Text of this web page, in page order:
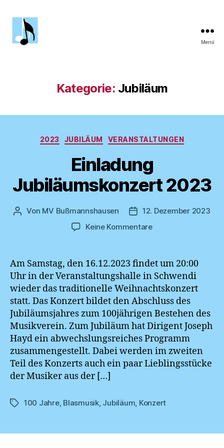
Menü
Kategorie: Jubiläum
Kategorien
2023 JUBILÄUM VERANSTALTUNGEN
Einladung
Jubiläumskonzert 2023
Beitragsautor
Von MV Bußmannshausen Veröffentlichungsdatum
12. Dezember 2023
Keine Kommentarezu
2023
Am Samstag, den 16.12.2023 findet um 20:00
Uhr in der Veranstaltungshalle in Schwendi
wieder das traditionelle Weihnachtskonzert
statt. Das Konzert bildet den Abschluss des
Jubiläumsjahres zum 100jährigen Bestehen des
Musikverein. Zum Jubiläum hat Dirigent Joseph
Hayd ein abwechslungsreiches Programm
zusammengestellt. Dabei werden im zweiten
Teil des Konzerts auch ein paar Lieblingsstücke
der Musiker aus der […]
Schlagwörter
100 Jahre, Blasmusik, Jubiläum Konzert